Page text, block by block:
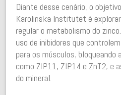
Diante desse cenário, o
Karolinska Institutet é
regular o metabolismo do
uso de inibidores que
para os músculos, bloqueando
como ZIP11, ZIP14 e ZnT2, e
do mineral.